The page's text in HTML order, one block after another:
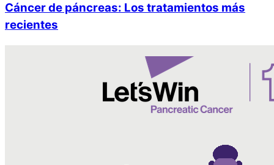
Cáncer de páncreas: Los tratamientos más
recientes